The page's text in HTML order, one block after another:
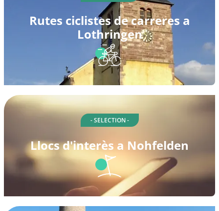
Rutes ciclistes de carreres a
Lothringen
- SELECTION -
Llocs d'interès a Nohfelden